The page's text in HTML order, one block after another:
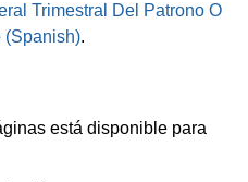
Trimestral Del Patrono O
(Spanish).
está disponible para